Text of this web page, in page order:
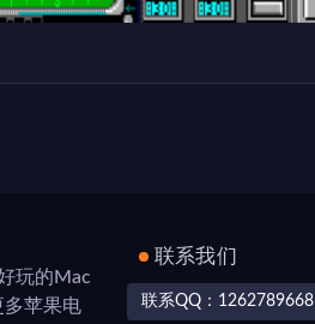
玩的Mac
多苹果电
联系我们
联系QQ：1262789668